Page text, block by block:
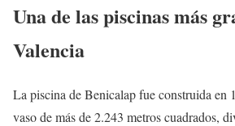
Una de las piscinas más
Valencia
La piscina de Benicalap fue construida en
vaso de más de 2.243 metros cuadrados,